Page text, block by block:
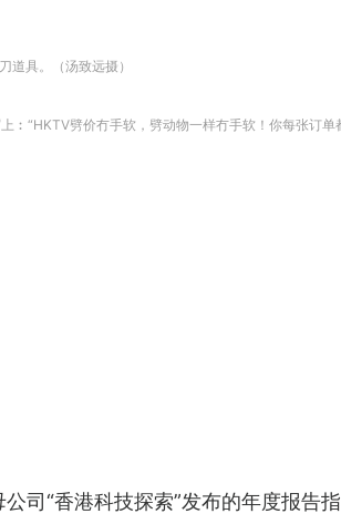
道具。（汤致远摄）
劈价冇手软，劈动物一样冇手软！你每张订单
司“香港科技探索”发布的年度报